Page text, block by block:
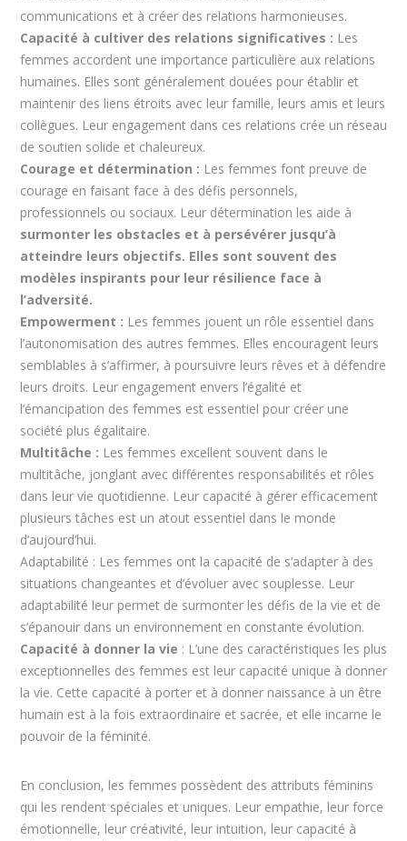
communications et à créer des relations harmonieuses.
Capacité à cultiver des relations significatives : Les
femmes accordent une importance particulière aux relations
humaines. Elles sont généralement douées pour établir et
maintenir des liens étroits avec leur famille, leurs amis et leurs
collègues. Leur engagement dans ces relations crée un réseau
de soutien solide et chaleureux.
Courage et détermination : Les femmes font preuve de
courage en faisant face à des défis personnels,
professionnels ou sociaux. Leur détermination les aide à
surmonter les obstacles et à persévérer jusqu’à
atteindre leurs objectifs. Elles sont souvent des
modèles inspirants pour leur résilience face à
l’adversité.
Empowerment : Les femmes jouent un rôle essentiel dans
l’autonomisation des autres femmes. Elles encouragent leurs
semblables à s’affirmer, à poursuivre leurs rêves et à défendre
leurs droits. Leur engagement envers l’égalité et
l’émancipation des femmes est essentiel pour créer une
société plus égalitaire.
Multitâche : Les femmes excellent souvent dans le
multitâche, jonglant avec différentes responsabilités et rôles
dans leur vie quotidienne. Leur capacité à gérer efficacement
plusieurs tâches est un atout essentiel dans le monde
d’aujourd’hui.
Adaptabilité : Les femmes ont la capacité de s’adapter à des
situations changeantes et d’évoluer avec souplesse. Leur
adaptabilité leur permet de surmonter les défis de la vie et de
s’épanouir dans un environnement en constante évolution.
Capacité à donner la vie : L’une des caractéristiques les plus
exceptionnelles des femmes est leur capacité unique à donner
la vie. Cette capacité à porter et à donner naissance à un être
humain est à la fois extraordinaire et sacrée, et elle incarne le
pouvoir de la féminité.
En conclusion, les femmes possèdent des attributs féminins
qui les rendent spéciales et uniques. Leur empathie, leur force
émotionnelle, leur créativité, leur intuition, leur capacité à